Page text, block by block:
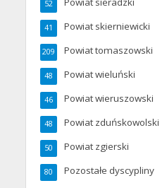
52
Powiat skierniewicki
41
Powiat tomaszowski
209
Powiat wieluński
48
Powiat wieruszowski
46
Powiat zduńskowolski
48
Powiat zgierski
50
Pozostałe dyscypliny
80